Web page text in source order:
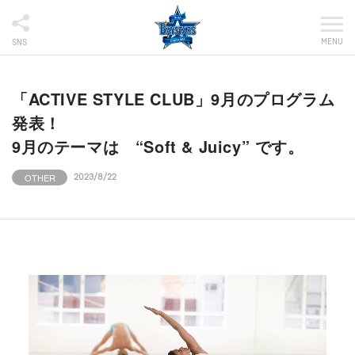
SNS MENU
「ACTIVE STYLE CLUB」9月のプログラム
発表！
9月のテーマは “Soft & Juicy” です。
OTHER 2023/8/22